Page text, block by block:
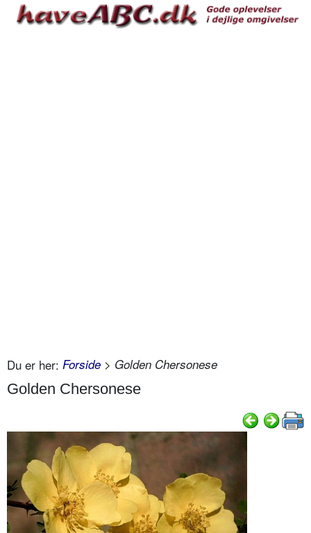
Du er her: Forside > Golden Chersonese
Golden Chersonese